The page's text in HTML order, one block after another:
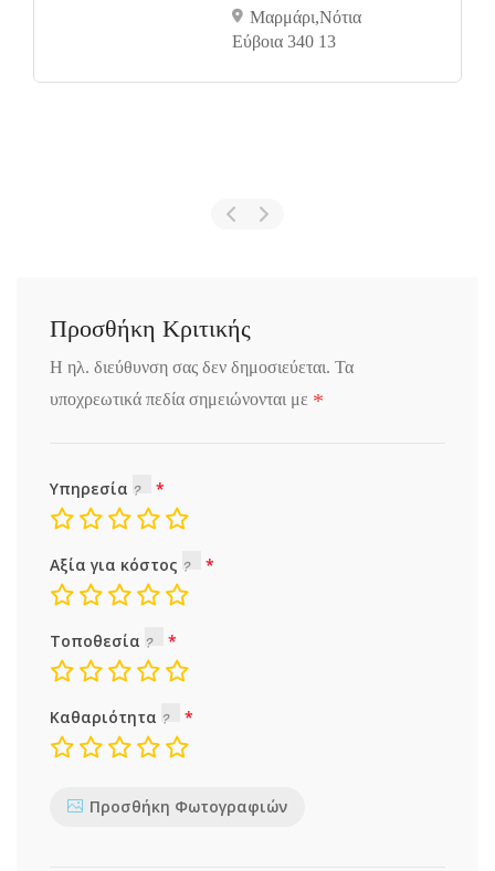
Μαρμάρι,Νότια
Εύβοια 340 13
Προσθήκη Κριτικής
Η ηλ. διεύθυνση σας δεν δημοσιεύεται. Τα
υποχρεωτικά πεδία σημειώνονται με *
Υπηρεσία
Αξία για κόστος
Τοποθεσία
Καθαριότητα
Προσθήκη Φωτογραφιών